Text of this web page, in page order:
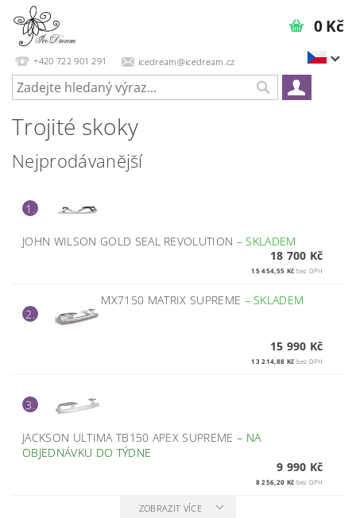
+420 722 901 291 icedream@icedream.cz
0 Kč
Trojité skoky
Nejprodávanější
1.
JOHN WILSON GOLD SEAL REVOLUTION –SKLADEM
18 700 Kč
15 454,55 Kč bez DPH
2.
MX7150 MATRIX SUPREME –SKLADEM
15 990 Kč
13 214,88 Kč bez DPH
3.
JACKSON ULTIMA TB150 APEX SUPREME– NA
OBJEDNÁVKU DO TÝDNE
9 990 Kč
8 256,20 Kč bez DPH
ZOBRAZIT VÍCE